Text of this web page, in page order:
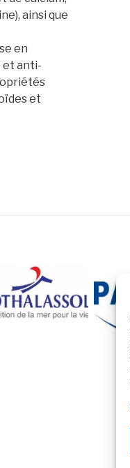
ainsi que
en
et anti-
et